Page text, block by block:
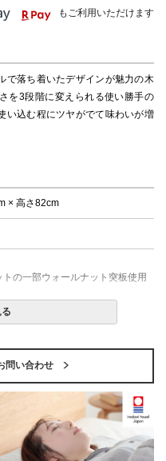
もご利用いただけます
で落ち着いたデザインが魅力の木
を3段階に変えられる使い勝手の
い込む程にツヤがでて味わいが増
× 高さ82cm
の一部ウォールナット突板使用
式です。
一部地域へのお届けは別途送料
ます。また発送予定も変更にな
問い合わせ